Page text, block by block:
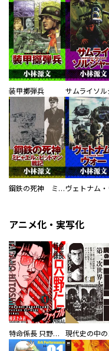
装甲擲弾兵
鋼鉄の死神 ミヒャエル・ビットマン戦記
アニメ化・実写化
特命係長 只野仁ファイナル 愛蔵版